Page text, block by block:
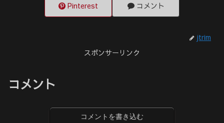
Pinterest コメント
jtrim
スポンサーリンク
コメント
コメントを書き込む